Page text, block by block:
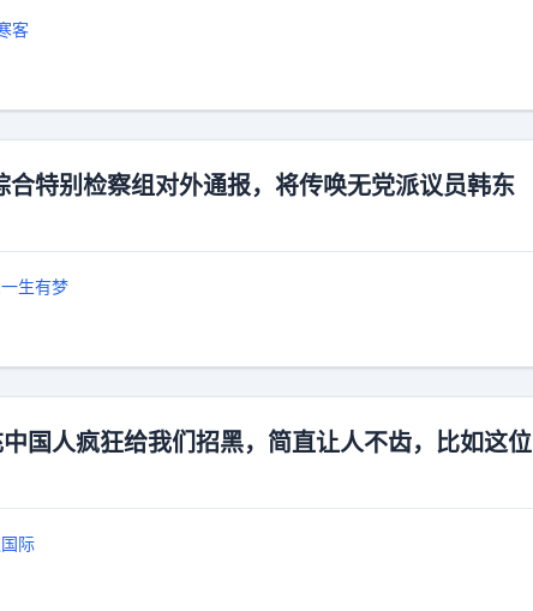
客
特别检察组对外通报，将传唤无党派议员韩东
生有梦
国人疯狂给我们招黑，简直让人不齿，比如这位
际